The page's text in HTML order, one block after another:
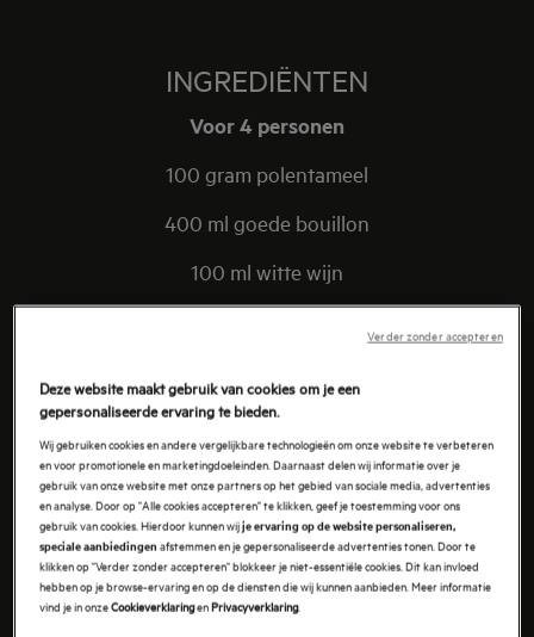
INGREDIËNTEN
Voor 4 personen
100 gram polentameel
400 ml goede bouillon
100 ml witte wijn
60 gram Parmezaanse kaas
STAPPEN
1. Stop eenvoudigweg de polenta, bouillon, witte wijn,
Deze website maakt gebruik van cookies om je een
gepersonaliseerde ervaring te bieden.
Wij gebruiken cookies en andere vergelijkbare technologieën om onze website te verbeteren
en voor promotionele en marketingdoeleinden. Daarnaast delen wij informatie over je
gebruik van onze website met onze partners op het gebied van sociale media, advertenties
en analyse. Door op "Alle cookies accepteren" te klikken, geef je toestemming voor ons
gebruik van cookies. Hierdoor kunnen wijje ervaring op de website personaliseren,
speciale aanbiedingen afstemmen en je gepersonaliseerde advertenties tonen. Door te
klikken op "Verder zonder accepteren" blokkeer je niet-essentiële cookies. Dit kan invloed
hebben op je browse-ervaring en op de diensten die wij kunnen aanbieden. Meer informatie
vind je in onzeCookieverklaringenPrivacyverklaring.
Verder zonder accepteren